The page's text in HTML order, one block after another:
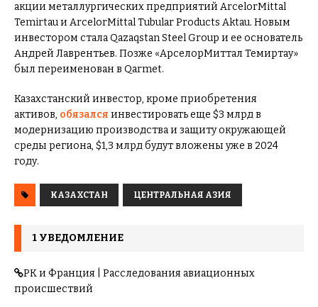
акции металлургических предприятий ArcelorMittal
Temirtau и ArcelorMittal Tubular Products Aktau. Новым
инвестором стала Qazaqstan Steel Group и ее основатель
Андрей Лаврентьев. Позже «АрселорМиттал Темиртау»
был переименован в Qarmet.
Казахстанский инвестор, кроме приобретения
активов, обязался инвестировать еще $3 млрд в
модернизацию производства и защиту окружающей
среды региона, $1,3 млрд будут вложены уже в 2024
году.
КАЗАХСТАН ЦЕНТРАЛЬНАЯ АЗИЯ
1 УВЕДОМЛЕНИЕ
РК и Франция | Расследования авиационных
происшествий